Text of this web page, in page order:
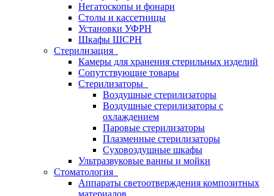
Негатоскопы и фонари
Столы и кассетницы
Установки УФРН
Шкафы ШСРН
Стерилизация
Камеры для хранения стерильных изделий
Сопутствующие товары
Стерилизаторы
Воздушные стерилизаторы
Воздушные стерилизаторы с
охлаждением
Паровые стерилизаторы
Плазменные стерилизаторы
Суховоздушные шкафы
Ультразвуковые ванны и мойки
Стоматология
Аппараты светоотверждения композитных
материалов